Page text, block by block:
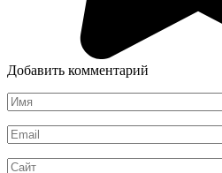
Добавить комментарий
Имя
*
Email
*
Сайт